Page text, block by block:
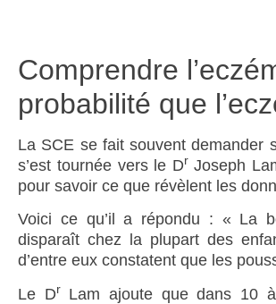
Comprendre
probabilité que
La SCE se fait souvent demander
s’est tournée vers le Dr Joseph
pour savoir ce que révèlent les
Voici ce qu’il a répondu : « La
disparaît chez la plupart des
d’entre eux constatent que les
Le DrLam ajoute que dans 10